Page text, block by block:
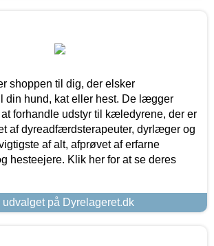
shoppen til dig, der elsker
din hund, kat eller hest. De lægger
forhandle udstyr til kæledyrene, der er
af dyreadfærdsterapeuter, dyrlæger og
af alt, afprøvet af erfarne
hesteejere. Klik her for at se deres
udvalget på Dyrelageret.dk